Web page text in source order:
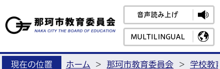
那珂市教
音声読み上げ
MULTILINGUAL
現在の位置 ホーム > 那珂市教育委員会 > 学校教